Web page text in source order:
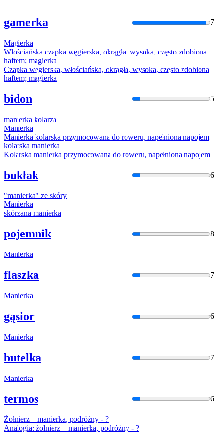
gamerka 7
Magierka
Włościańska czapka węgierska, okrągła, wysoka, często zdobiona
haftem; magierka
Czapka węgierska, włościańska, okrągła, wysoka, często zdobiona
haftem; magierka
bidon 5
manierka kolarza
Manierka
Manierka kolarska przymocowana do roweru, napełniona napojem
kolarska manierka
Kolarska manierka przymocowana do roweru, napełniona napojem
bukłak 6
"manierka" ze skóry
Manierka
skórzana manierka
pojemnik 8
Manierka
flaszka 7
Manierka
gąsior 6
Manierka
butelka 7
Manierka
termos 6
Żołnierz – manierka, podróżny - ?
Analogia: żołnierz – manierka, podróżny - ?